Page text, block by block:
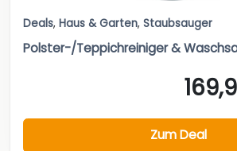
Deals, Haus & Garten, Staubsauger
Polster-/Teppichreiniger &
Zum Deal